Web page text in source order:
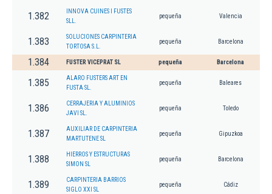
1.382
INNOVA CUINES I FUSTES
SLL.
pequeña Valencia
1.383
SOLUCIONES CARPINTERIA
TORTOSA S.L.
pequeña Barcelona
1.384 FUSTER VICEPRAT SL pequeña Barcelona
1.385
ALARO FUSTERS ART EN
FUSTA SL.
pequeña Baleares
1.386
CERRAJERIA Y ALUMINIOS
JAVI SL.
pequeña Toledo
1.387
AUXILIAR DE CARPINTERIA
MARTUTENE SL
pequeña Gipuzkoa
1.388
HIERROS Y ESTRUCTURAS
SIMON SL
pequeña Barcelona
1.389
CARPINTERIA BARRIOS
SIGLO XXI SL
pequeña Cádiz